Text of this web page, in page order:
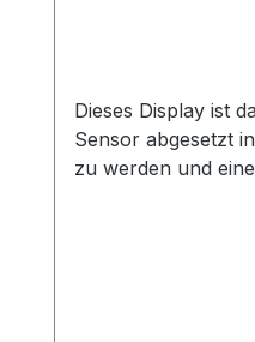
Dieses Display ist
Sensor abgesetzt
zu werden und